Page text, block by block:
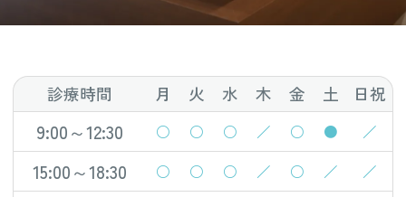
診療時間 月 火 水 木 金 土 日祝
9:00～12:30 ○ ○ ○ ／ ○ ● ／
15:00～18:30 ○ ○ ○ ／ ○ ／ ／